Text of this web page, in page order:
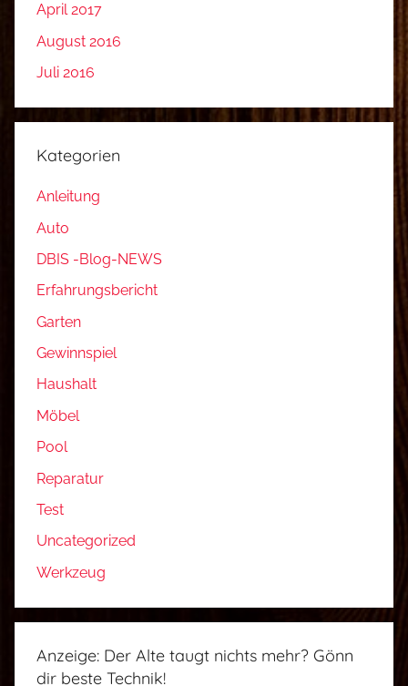
April 2017
August 2016
Juli 2016
Kategorien
Anleitung
Auto
DBIS -Blog-NEWS
Erfahrungsbericht
Garten
Gewinnspiel
Haushalt
Möbel
Pool
Reparatur
Test
Uncategorized
Werkzeug
Anzeige: Der Alte taugt nichts mehr? Gönn
dir beste Technik!